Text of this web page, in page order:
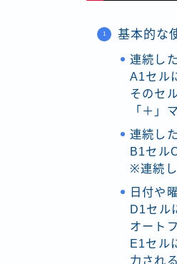
基本的な
連続し
A1セル
そのセ
「＋」
連続し
B1セル
※連続
日付や
D1セル
オート
E1セル
力される